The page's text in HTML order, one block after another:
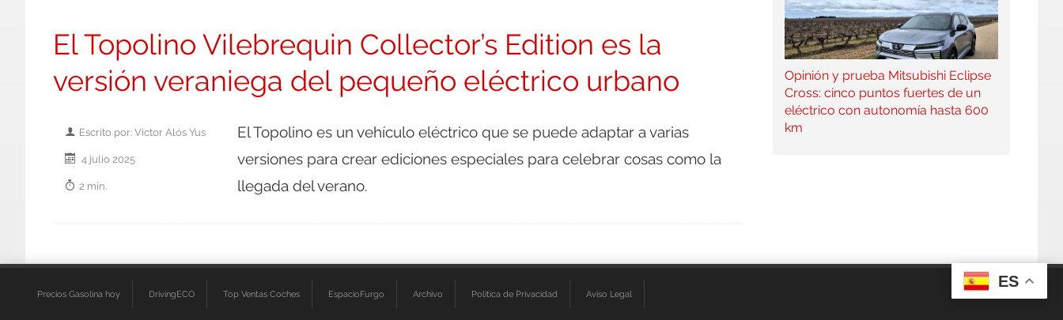
El Topolino Vilebrequin Collector’s Edition es la
versión veraniega del pequeño eléctrico urbano
Escrito por: Victor Alós Yus
4 julio 2025
2 min.
El Topolino es un vehículo eléctrico que se puede adaptar a varias
versiones para crear ediciones especiales para celebrar cosas como la
llegada del verano.
Opinión y prueba Mitsubishi Eclipse
Cross: cinco puntos fuertes de un
eléctrico con autonomía hasta 600
km
Precios Gasolina hoy DrivingECO Top Ventas Coches EspacioFurgo Archivo Política de Privacidad Aviso Legal
ES